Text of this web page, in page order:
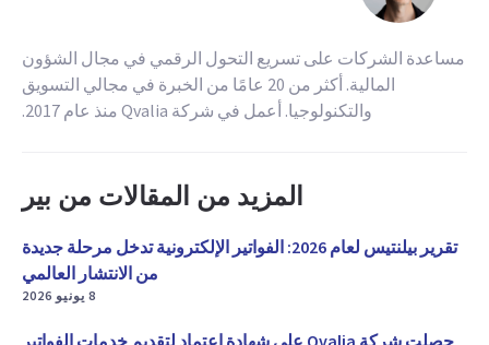
مساعدة الشركات على تسريع التحول الرقمي في مجال الشؤون
المالية. أكثر من 20 عامًا من الخبرة في مجالي التسويق
والتكنولوجيا. أعمل في شركة Qvalia منذ عام 2017.
المزيد من المقالات من بير
تقرير بيلنتيس لعام 2026: الفواتير الإلكترونية تدخل مرحلة جديدة
من الانتشار العالمي
8 يونيو 2026
حصلت شركة Qvalia على شهادة اعتماد لتقديم خدمات الفواتير